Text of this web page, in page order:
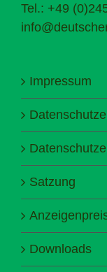
Tel.: +49
Impressum
Satzung
Downloads